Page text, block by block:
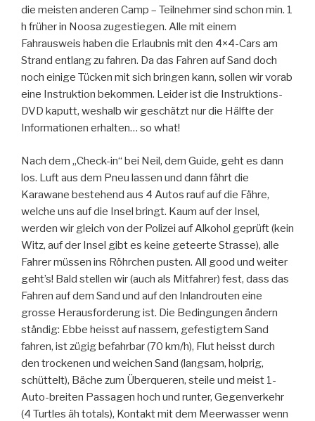
die meisten anderen Camp – Teilnehmer sind schon min. 1
h früher in Noosa zugestiegen. Alle mit einem
Fahrausweis haben die Erlaubnis mit den 4×4-Cars am
Strand entlang zu fahren. Da das Fahren auf Sand doch
noch einige Tücken mit sich bringen kann, sollen wir vorab
eine Instruktion bekommen. Leider ist die Instruktions-
DVD kaputt, weshalb wir geschätzt nur die Hälfte der
Informationen erhalten… so what!
Nach dem „Check-in“ bei Neil, dem Guide, geht es dann
los. Luft aus dem Pneu lassen und dann fährt die
Karawane bestehend aus 4 Autos rauf auf die Fähre,
welche uns auf die Insel bringt. Kaum auf der Insel,
werden wir gleich von der Polizei auf Alkohol geprüft (kein
Witz, auf der Insel gibt es keine geteerte Strasse), alle
Fahrer müssen ins Röhrchen pusten. All good und weiter
geht’s! Bald stellen wir (auch als Mitfahrer) fest, dass das
Fahren auf dem Sand und auf den Inlandrouten eine
grosse Herausforderung ist. Die Bedingungen ändern
ständig: Ebbe heisst auf nassem, gefestigtem Sand
fahren, ist zügig befahrbar (70 km/h), Flut heisst durch
den trockenen und weichen Sand (langsam, holprig,
schüttelt), Bäche zum Überqueren, steile und meist 1-
Auto-breiten Passagen hoch und runter, Gegenverkehr
(4 Turtles äh totals), Kontakt mit dem Meerwasser wenn